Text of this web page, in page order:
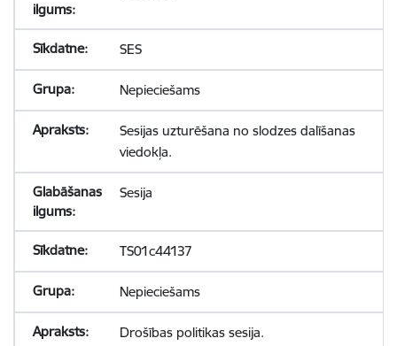
SES
Nepieciešams
Sesijas uzturēšana no slodzes dalīšanas
viedokļa.
Sesija
TS01c44137
Nepieciešams
Drošības politikas sesija.